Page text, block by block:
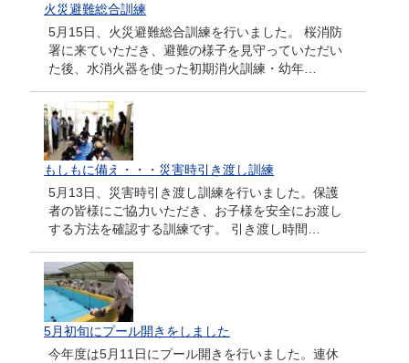
火災避難総合訓練
5月15日、火災避難総合訓練を行いました。 桜消防
署に来ていただき、避難の様子を見守っていただい
た後、水消火器を使った初期消火訓練・幼年…
もしもに備え・・・災害時引き渡し訓練
5月13日、災害時引き渡し訓練を行いました。保護
者の皆様にご協力いただき、お子様を安全にお渡し
する方法を確認する訓練です。 引き渡し時間…
5月初旬にプール開きをしました
今年度は5月11日にプール開きを行いました。連休